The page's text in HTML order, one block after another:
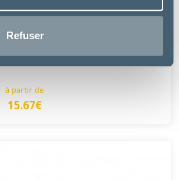
Refuser
Greenpex
TOP
à partir de
15.67€